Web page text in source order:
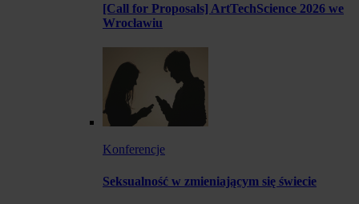
[Call for Proposals] ArtTechScience 2026 we
Wrocławiu
Konferencje
Seksualność w zmieniającym się świecie